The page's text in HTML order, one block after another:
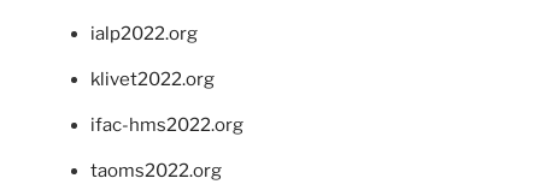
ialp2022.org
klivet2022.org
ifac-hms2022.org
taoms2022.org